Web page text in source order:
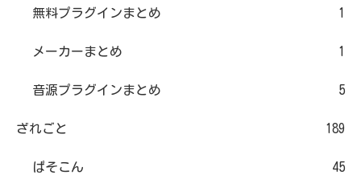
無料プラグインまとめ 1
メーカーまとめ 1
音源プラグインまとめ 5
ざれごと 189
ぱそこん 45